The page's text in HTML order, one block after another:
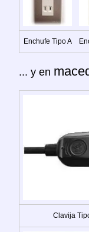
Enchufe Tipo A
... y en
Clavija